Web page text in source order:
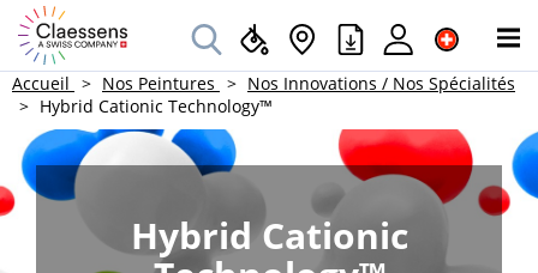
Accueil Nos Peintures
Nos Innovations / Nos Spécialités
Hybrid Cationic Technology™
Hybrid Cationic